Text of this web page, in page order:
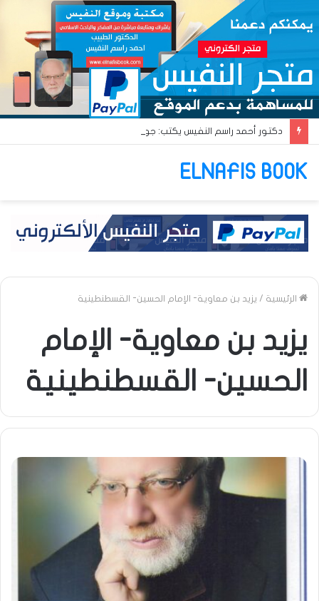
ELNAFIS BOOK
الرئيسية / يزيد بن معاوية- الإمام الحسين- القسطنطينية
يزيد بن معاوية- الإمام
الحسين- القسطنطينية